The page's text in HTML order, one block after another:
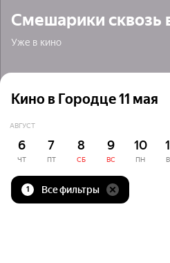
Смешарики сквозь
Уже в кино
Кино в Городце 11 мая
АВГУСТ
6
ЧТ
7
ПТ
8
СБ
9
ВС
10
ПН
1 Все фильтры